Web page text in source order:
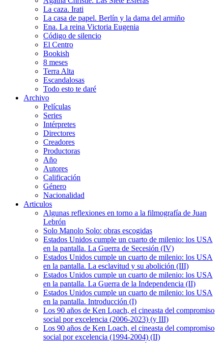
La caza. Irati
La casa de papel. Berlín y la dama del armiño
Ena. La reina Victoria Eugenia
Código de silencio
El Centro
Bookish
8 meses
Terra Alta
Escandalosas
Todo esto te daré
Archivo
Películas
Series
Intérpretes
Directores
Creadores
Productoras
Año
Autores
Calificación
Género
Nacionalidad
Articulos
Algunas reflexiones en torno a la filmografía de Juan
Lebrón
Solo Manolo Solo: obras escogidas
Estados Unidos cumple un cuarto de milenio: los USA
en la pantalla. La Guerra de Secesión (IV)
Estados Unidos cumple un cuarto de milenio: los USA
en la pantalla. La esclavitud y su abolición (III)
Estados Unidos cumple un cuarto de milenio: los USA
en la pantalla. La Guerra de la Independencia (II)
Estados Unidos cumple un cuarto de milenio: los USA
en la pantalla. Introducción (I)
Los 90 años de Ken Loach, el cineasta del compromiso
social por excelencia (2006-2023) (y III)
Los 90 años de Ken Loach, el cineasta del compromiso
social por excelencia (1994-2004) (II)